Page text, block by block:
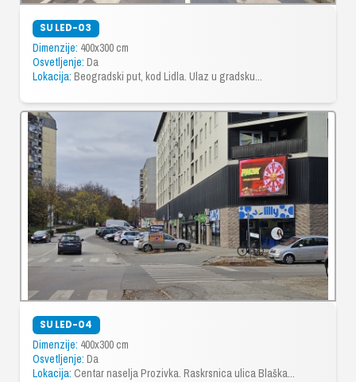
SU LED-03
Dimenzije: 400x300 cm
Osvetljenje: Da
Lokacija: Beogradski put, kod Lidla. Ulaz u gradsku...
SU LED-04
Dimenzije: 400x300 cm
Osvetljenje: Da
Lokacija: Centar naselja Prozivka. Raskrsnica ulica Blaška...